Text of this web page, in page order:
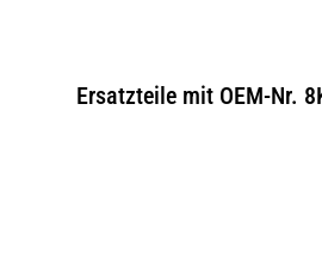
Ersatzteile mit OEM-Nr.